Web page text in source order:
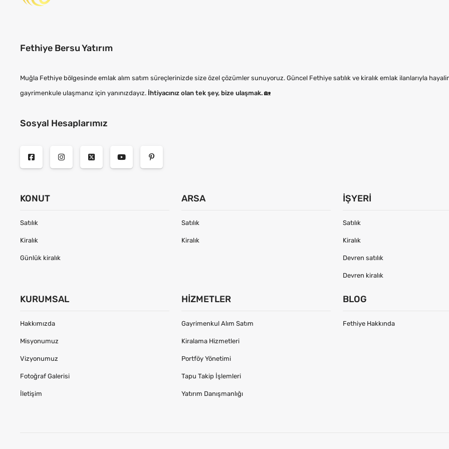
Fethiye Bersu Yatırım
Muğla Fethiye bölgesinde emlak alım satım süreçlerinizde size özel çözümler sunuyoruz. Güncel Fethiye satılık ve kiralık emlak ilanlarıyla
gayrimenkule ulaşmanız için yanınızdayız. İhtiyacınız olan tek şey, bize ulaşmak. 🏡
Sosyal Hesaplarımız
KONUT
Satılık
Kiralık
Günlük kiralık
ARSA
Satılık
Kiralık
İŞYERI
Satılık
Kiralık
Devren satılık
Devren kiralık
KURUMSAL
Hakkımızda
Misyonumuz
Vizyonumuz
Fotoğraf Galerisi
İletişim
HIZMETLER
Gayrimenkul Alım Satım
Kiralama Hizmetleri
Portföy Yönetimi
Tapu Takip İşlemleri
Yatırım Danışmanlığı
BLOG
Fethiye Hakkında